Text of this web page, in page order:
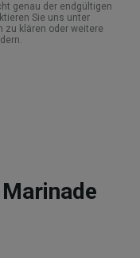
genau der endgültigen
Sie uns unter
zu klären oder weitere